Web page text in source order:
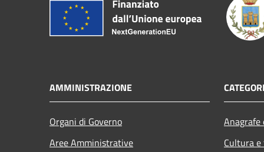
AMMINISTRAZIONE
Organi di Governo
Aree Amministrative
Cultura